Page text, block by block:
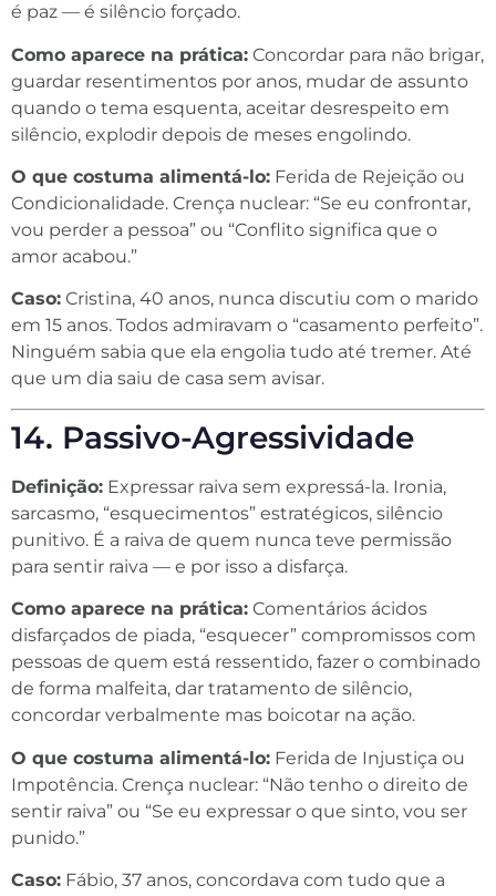
é paz — é silêncio forçado.
Como aparece na prática: Concordar para não brigar,
guardar resentimentos por anos, mudar de assunto
quando o tema esquenta, aceitar desrespeito em
silêncio, explodir depois de meses engolindo.
O que costuma alimentá-lo: Ferida de Rejeição ou
Condicionalidade. Crença nuclear: “Se eu confrontar,
vou perder a pessoa” ou “Conflito significa que o
amor acabou.”
Caso: Cristina, 40 anos, nunca discutiu com o marido
em 15 anos. Todos admiravam o “casamento perfeito”.
Ninguém sabia que ela engolia tudo até tremer. Até
que um dia saiu de casa sem avisar.
14. Passivo-Agressividade
Definição: Expressar raiva sem expressá-la. Ironia,
sarcasmo, “esquecimentos” estratégicos, silêncio
punitivo. É a raiva de quem nunca teve permissão
para sentir raiva — e por isso a disfarça.
Como aparece na prática: Comentários ácidos
disfarçados de piada, “esquecer” compromissos com
pessoas de quem está ressentido, fazer o combinado
de forma malfeita, dar tratamento de silêncio,
concordar verbalmente mas boicotar na ação.
O que costuma alimentá-lo: Ferida de Injustiça ou
Impotência. Crença nuclear: “Não tenho o direito de
sentir raiva” ou “Se eu expressar o que sinto, vou ser
punido.”
Caso: Fábio, 37 anos, concordava com tudo que a